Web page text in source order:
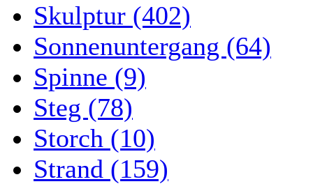
Skulptur (402)
Sonnenuntergang (64)
Spinne (9)
Steg (78)
Storch (10)
Strand (159)